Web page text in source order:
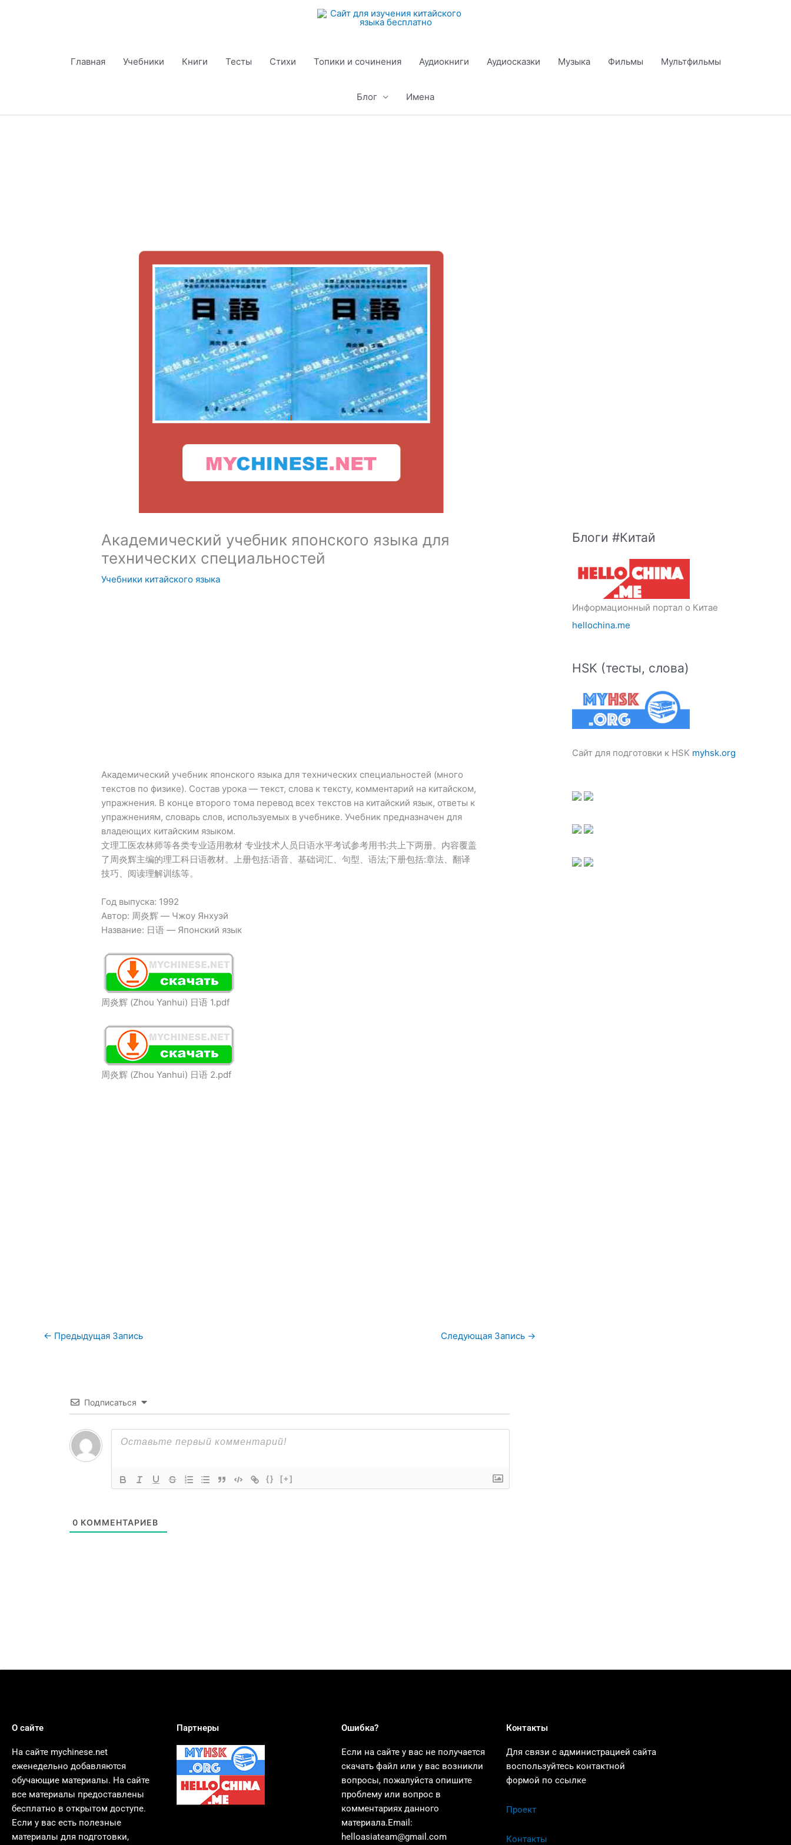
Главная Учебники Книги Тесты Стихи Топики и сочинения Аудиокниги Аудиосказки Музыка Фильмы Мультфильмы
Блог Имена
Академический учебник японского языка для
технических специальностей
Учебники китайского языка
Академический учебник японского языка для технических специальностей (много
текстов по физике). Состав урока — текст, слова к тексту, комментарий на китайском,
упражнения. В конце второго тома перевод всех текстов на китайский язык, ответы к
упражнениям, словарь слов, используемых в учебнике. Учебник предназначен для
владеющих китайским языком.
文理工医农林师等各类专业适用教材 专业技术人员日语水平考试参考用书:共上下两册。内容覆盖
了周炎辉主编的理工科日语教材。上册包括:语音、基础词汇、句型、语法;下册包括:章法、翻译
技巧、阅读理解训练等。
Год выпуска: 1992
Автор: 周炎辉 — Чжоу Янхуэй
Название: 日语 — Японский язык
周炎辉 (Zhou Yanhui) 日语 1.pdf
周炎辉 (Zhou Yanhui) 日语 2.pdf
← Предыдущая Запись Следующая Запись →
Подписаться
{} [+]
0 КОММЕНТАРИЕВ
Блоги #Китай
Информационный портал о Китае
hellochina.me
HSK (тесты, слова)
Сайт для подготовки к HSK myhsk.org
О сайте
На сайте mychinese.net
еженедельно добавляются
обучающие материалы. На сайте
все материалы предоставлены
бесплатно в открытом доступе.
Если у вас есть полезные
материалы для подготовки,
Партнеры Ошибка?
Если на сайте у вас не получается
скачать файл или у вас возникли
вопросы, пожалуйста опишите
проблему или вопрос в
комментариях данного
материала.Email:
helloasiateam@gmail.com
Контакты
Для связи с администрацией сайта
воспользуйтесь контактной
формой по ссылке
Проект
Контакты